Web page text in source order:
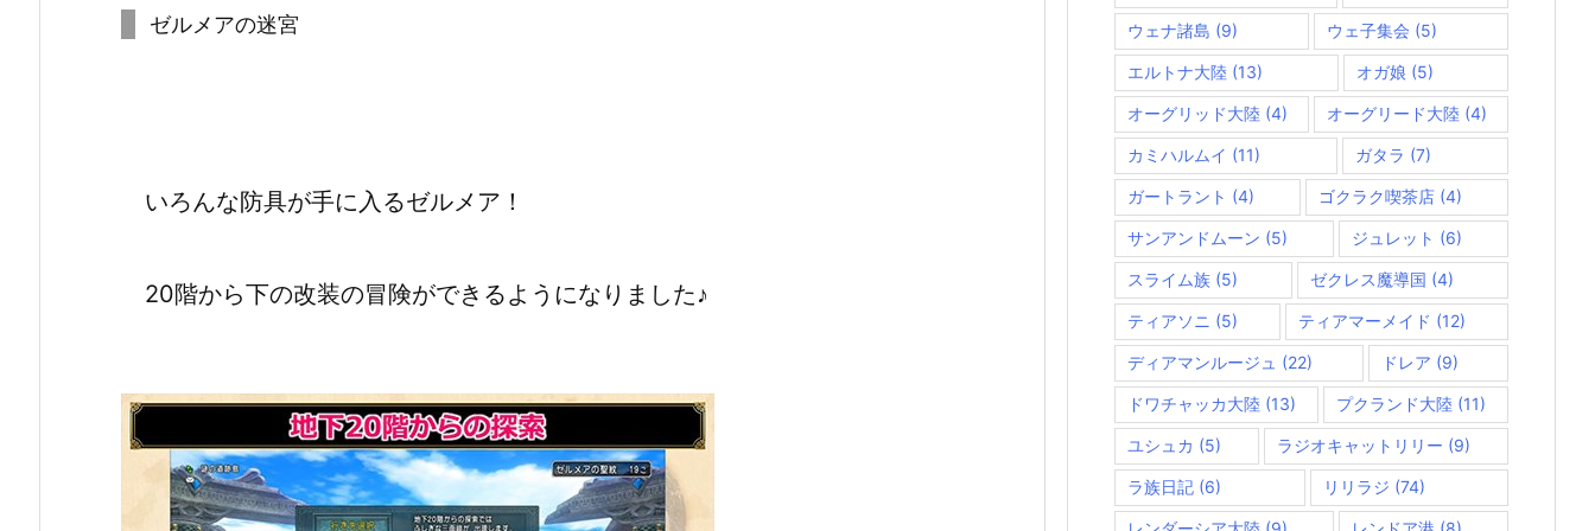
ゼルメアの迷宮
いろんな防具が手に入るゼルメア！
20階から下の改装の冒険ができるようになりました♪
ウェナ諸島 (9) ウェ子集会 (5)
エルトナ大陸 (13) オガ娘 (5)
オーグリッド大陸 (4) オーグリード大陸 (4)
カミハルムイ (11) ガタラ (7)
ガートラント (4) ゴクラク喫茶店 (4)
サンアンドムーン (5) ジュレット (6)
スライム族 (5) ゼクレス魔導国 (4)
ティアソニ (5) ティアマーメイド (12)
ディアマンルージュ (22) ドレア (9)
ドワチャッカ大陸 (13) プクランド大陸 (11)
ユシュカ (5) ラジオキャットリリー (9)
ラ族日記 (6) リリラジ (74)